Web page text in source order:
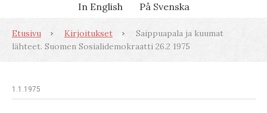
In English
På Svenska
Etusivu Kirjoitukset
Saippuapala ja kuumat
lähteet. Suomen Sosialidemokraatti 26.2 1975
1.1.1975